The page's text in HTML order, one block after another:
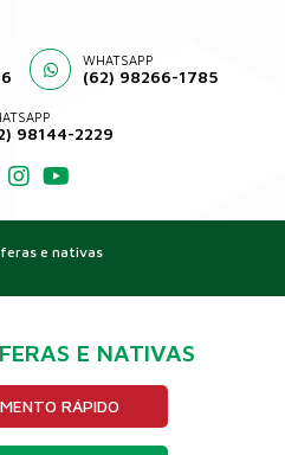
WHATSAPP
(62) 98266-1785
98144-2229
e nativas
E NATIVAS
RÁPIDO